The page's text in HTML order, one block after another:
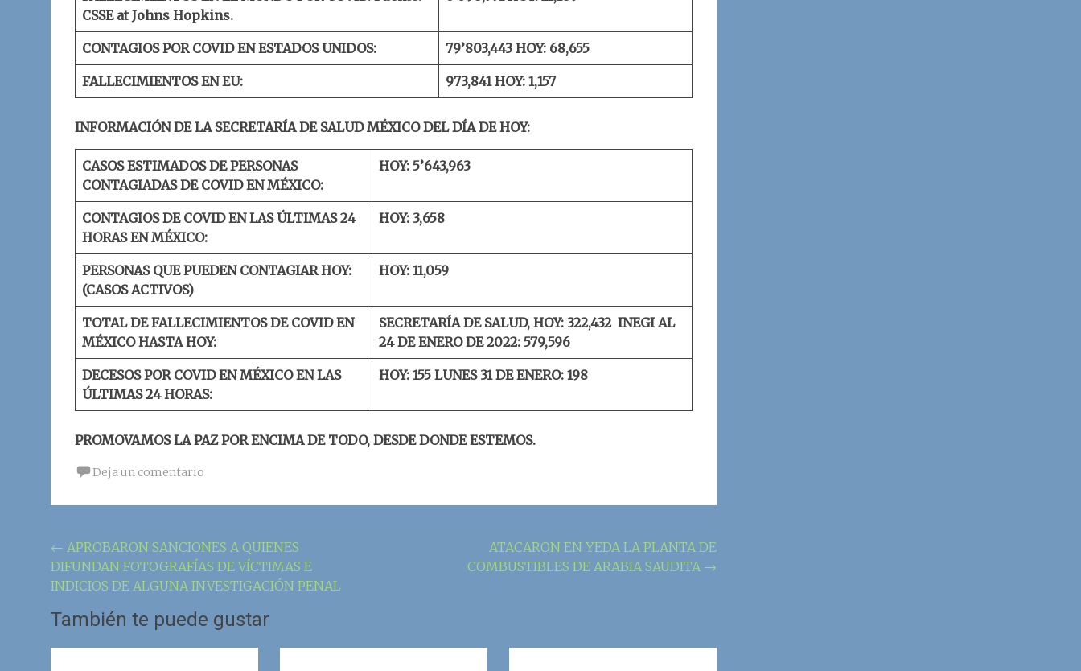
CSSE at Johns Hopkins.
CONTAGIOS POR COVID EN ESTADOS UNIDOS: 79’803,443 HOY: 68,655
FALLECIMIENTOS EN EU: 973,841 HOY: 1,157
INFORMACIÓN DE LA SECRETARÍA DE SALUD MÉXICO DEL DÍA DE HOY:
CASOS ESTIMADOS DE PERSONAS
CONTAGIADAS DE COVID EN MÉXICO:
HOY: 5’643,963
CONTAGIOS DE COVID EN LAS ÚLTIMAS 24
HORAS EN MÉXICO:
HOY: 3,658
PERSONAS QUE PUEDEN CONTAGIAR HOY:
(CASOS ACTIVOS)
HOY: 11,059
TOTAL DE FALLECIMIENTOS DE COVID EN
MÉXICO HASTA HOY:
SECRETARÍA DE SALUD, HOY: 322,432 INEGI AL
24 DE ENERO DE 2022: 579,596
DECESOS POR COVID EN MÉXICO EN LAS
ÚLTIMAS 24 HORAS:
HOY: 155 LUNES 31 DE ENERO: 198
PROMOVAMOS LA PAZ POR ENCIMA DE TODO, DESDE DONDE ESTEMOS.
Deja un comentario
Navegación
de
entrada
← APROBARON SANCIONES A QUIENES
DIFUNDAN FOTOGRAFÍAS DE VÍCTIMAS E
INDICIOS DE ALGUNA INVESTIGACIÓN PENAL
ATACARON EN YEDA LA PLANTA DE
COMBUSTIBLES DE ARABIA SAUDITA →
También te puede gustar